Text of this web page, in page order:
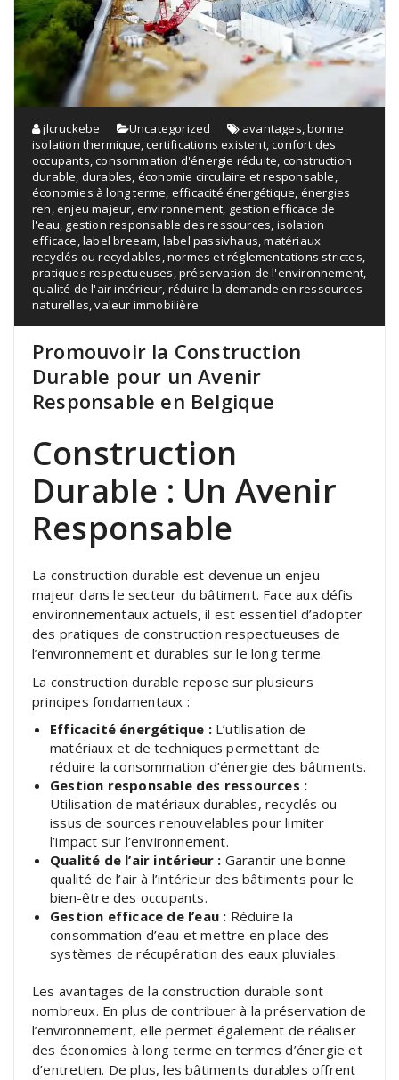
jlcruckebe Uncategorized avantages,bonne
isolation thermique,certifications existent,confort des
occupants,consommation d'énergie réduite, construction
durable, durables, économie circulaire et responsable,
économies à long terme, efficacité énergétique, énergies
ren,enjeu majeur, environnement, gestion efficace de
l'eau, gestion responsable des ressources, isolation
efficace,label breeam, label passivhaus,matériaux
recyclés ou recyclables,normes et réglementations strictes,
pratiques respectueuses,préservation de l'environnement,
qualité de l'air intérieur, réduire la demande en ressources
naturelles,valeur immobilière
Promouvoir la Construction
Durable pour un Avenir
Responsable en Belgique
Construction
Durable : Un Avenir
Responsable
La construction durable est devenue un enjeu
majeur dans le secteur du bâtiment. Face aux défis
environnementaux actuels, il est essentiel d’adopter
des pratiques de construction respectueuses de
l’environnement et durables sur le long terme.
La construction durable repose sur plusieurs
principes fondamentaux :
Efficacité énergétique :L’utilisation de
matériaux et de techniques permettant de
réduire la consommation d’énergie des bâtiments.
Gestion responsable des ressources :
Utilisation de matériaux durables, recyclés ou
issus de sources renouvelables pour limiter
l’impact sur l’environnement.
Qualité de l’air intérieur : Garantir une bonne
qualité de l’air à l’intérieur des bâtiments pour le
bien-être des occupants.
Gestion efficace de l’eau : Réduire la
consommation d’eau et mettre en place des
systèmes de récupération des eaux pluviales.
Les avantages de la construction durable sont
nombreux. En plus de contribuer à la préservation de
l’environnement, elle permet également de réaliser
des économies à long terme en termes d’énergie et
d’entretien. De plus, les bâtiments durables offrent